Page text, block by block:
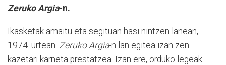
Zeruko Argia-n.
Ikasketak amaitu eta segituan hasi nintzen lanean,
1974. urtean. Zeruko Argia-n lan egitea izan zen
kazetari karneta prestatzea. Izan ere, orduko legeak